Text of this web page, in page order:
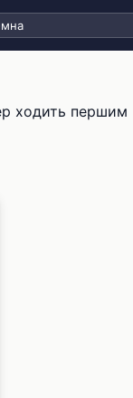
ходить першим